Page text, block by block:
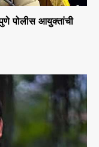
पोलीस आयुक्तांची